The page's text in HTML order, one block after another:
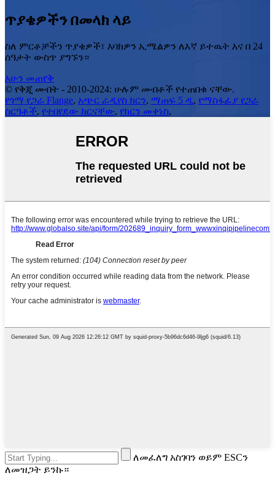
ጥያቄዎችን በመላክ ላይ
ስለ ምርቶቻችን ጥያቄዎች፣ እባክዎን ኢሜልዎን ለእኛ ይተዉት እና በ 24
ሰዓታት ውስጥ ያግኙን።
አሁን መጠየቅ
© የቅጂ መብት - 2010-2024: ሁሉም መብቶች የተጠበቁ ናቸው.
የጎማ የጋራ Flange, አጭር ራዲየስ ክርን, ማጠፍ 5 ዲ, የማስፋፊያ የጋራ
ስርዓቶች, የተበየደው ክርናቸው, የክርን መቀነስ,
ለመፈለግ አስገባን ወይም ESCን
ለመዝጋት ይንኩ።